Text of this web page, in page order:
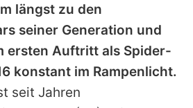
längst zu den
seiner Generation und
ersten Auftritt als Spider-
konstant im Rampenlicht.
seit Jahren